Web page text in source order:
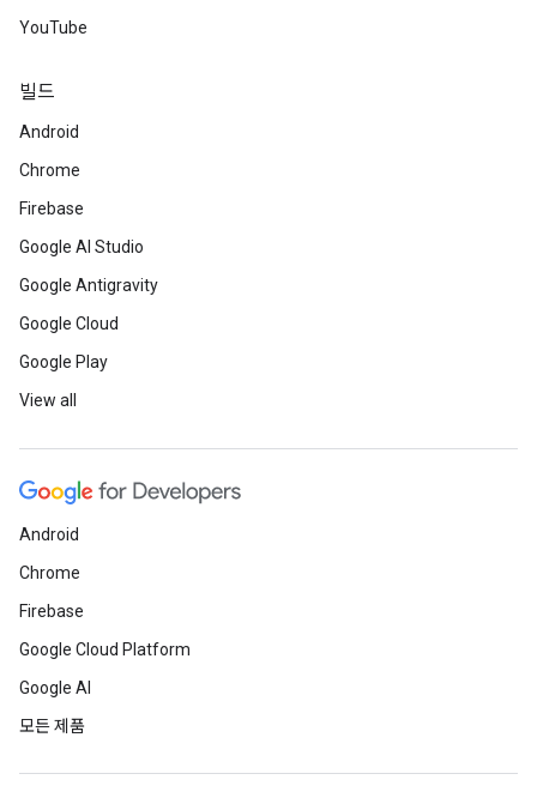
YouTube
빌드
Android
Chrome
Firebase
Google AI Studio
Google Antigravity
Google Cloud
Google Play
View all
Android
Chrome
Firebase
Google Cloud Platform
Google AI
모든 제품